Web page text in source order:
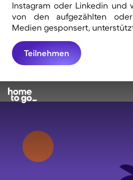
Instagram oder Linkedin und
von den aufgezählten
Medien gesponsert,
Teilnehmen